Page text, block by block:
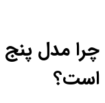
چرا مدل
است؟